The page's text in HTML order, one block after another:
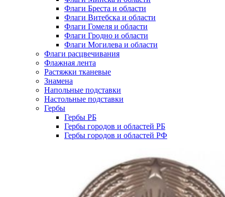
Флаги Бреста и области
Флаги Витебска и области
Флаги Гомеля и области
Флаги Гродно и области
Флаги Могилева и области
Флаги расцвечивания
Флажная лента
Растяжки тканевые
Знамена
Напольные подставки
Настольные подставки
Гербы
Гербы РБ
Гербы городов и областей РБ
Гербы городов и областей РФ